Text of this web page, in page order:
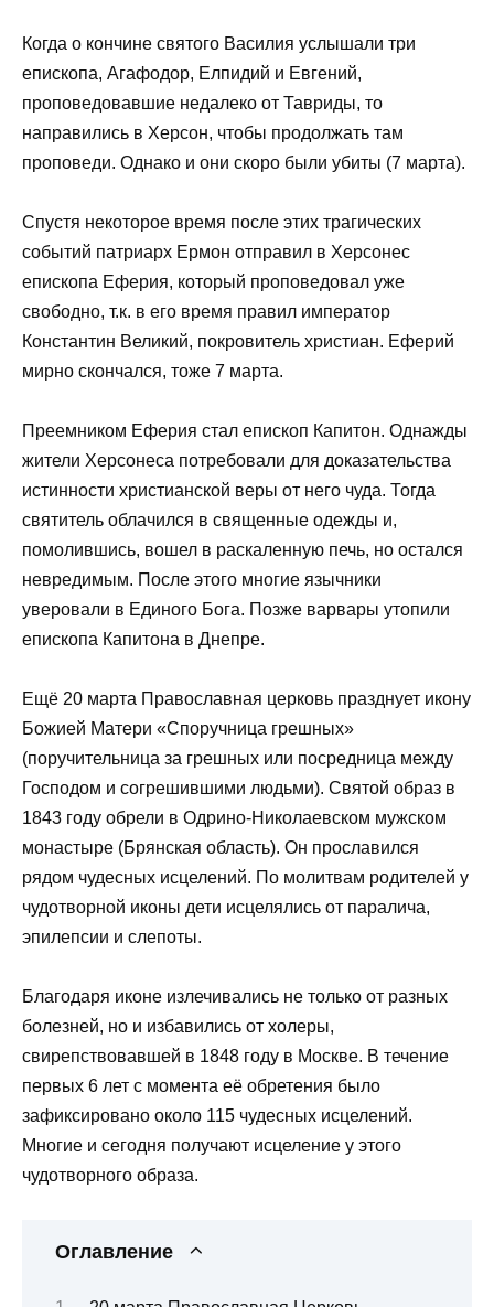
Когда о кончине святого Василия услышали три
епископа, Агафодор, Елпидий и Евгений,
проповедовавшие недалеко от Тавриды, то
направились в Херсон, чтобы продолжать там
проповеди. Однако и они скоро были убиты (7 марта).
Спустя некоторое время после этих трагических
событий патриарх Ермон отправил в Херсонес
епископа Еферия, который проповедовал уже
свободно, т.к. в его время правил император
Константин Великий, покровитель христиан. Еферий
мирно скончался, тоже 7 марта.
Преемником Еферия стал епископ Капитон. Однажды
жители Херсонеса потребовали для доказательства
истинности христианской веры от него чуда. Тогда
святитель облачился в священные одежды и,
помолившись, вошел в раскаленную печь, но остался
невредимым. После этого многие язычники
уверовали в Единого Бога. Позже варвары утопили
епископа Капитона в Днепре.
Ещё 20 марта Православная церковь празднует икону
Божией Матери «Споручница грешных»
(поручительница за грешных или посредница между
Господом и согрешившими людьми). Святой образ в
1843 году обрели в Одрино-Николаевском мужском
монастыре (Брянская область). Он прославился
рядом чудесных исцелений. По молитвам родителей у
чудотворной иконы дети исцелялись от паралича,
эпилепсии и слепоты.
Благодаря иконе излечивались не только от разных
болезней, но и избавились от холеры,
свирепствовавшей в 1848 году в Москве. В течение
первых 6 лет с момента её обретения было
зафиксировано около 115 чудесных исцелений.
Многие и сегодня получают исцеление у этого
чудотворного образа.
Оглавление